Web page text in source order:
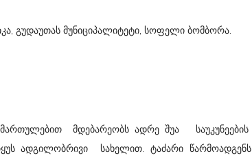
გუდაუთას მუნიციპალიტეტი, სოფელი ბომბორა.
მდებარეობს ადრე შუა საუკუნეების
ადგილობრივი სახელით. ტაძარი წარმოადგენს